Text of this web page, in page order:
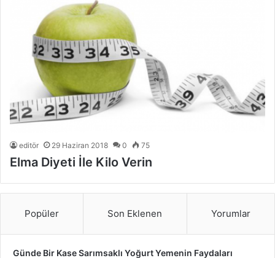
editör 29 Haziran 2018 0 75
Elma Diyeti İle Kilo Verin
Popüler Son Eklenen Yorumlar
Günde Bir Kase Sarımsaklı Yoğurt Yemenin Faydaları